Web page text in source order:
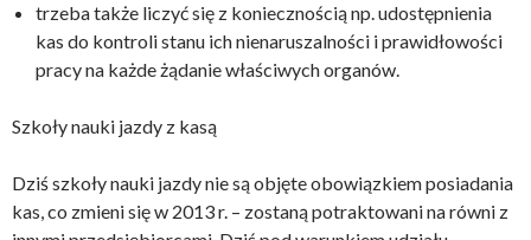
trzeba także liczyć się z koniecznością np. udostępnienia
kas do kontroli stanu ich nienaruszalności i prawidłowości
pracy na każde żądanie właściwych organów.
Szkoły nauki jazdy z kasą
Dziś szkoły nauki jazdy nie są objęte obowiązkiem posiadania
kas, co zmieni się w 2013 r. – zostaną potraktowani na równi z